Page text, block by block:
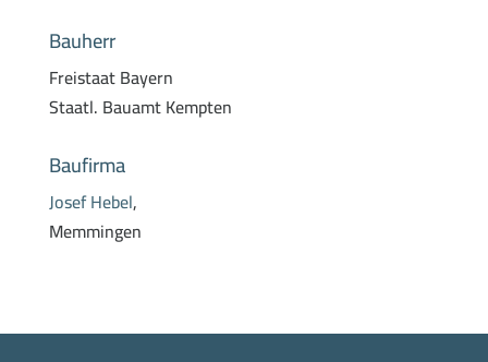
Bauherr
Freistaat Bayern
Staatl. Bauamt Kempten
Baufirma
Josef Hebel,
Memmingen